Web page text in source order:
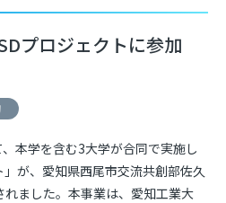
プロジェクトに参加
本学を含む3大学が合同で実施し
が、愛知県西尾市交流共創部佐久
ました。本事業は、愛知工業大